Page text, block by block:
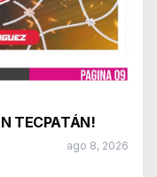
TECPATÁN!
ago 8, 2026